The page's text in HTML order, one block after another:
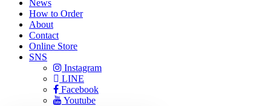
News
How to Order
About
Contact
Online Store
SNS
Instagram
LINE
Facebook
Youtube